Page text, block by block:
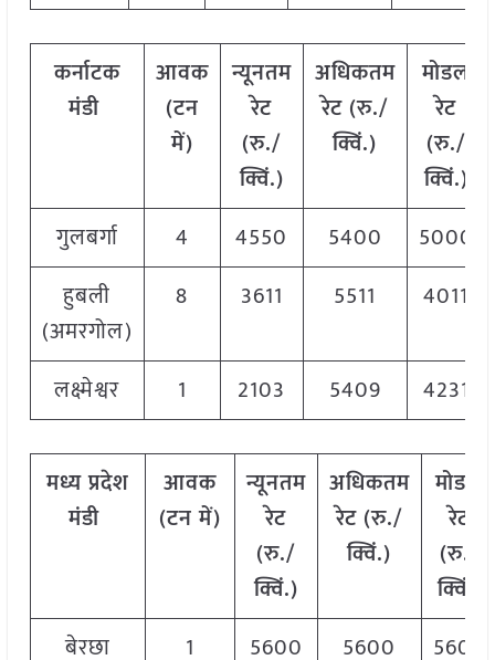
कर्नाटक
मंडी
आवक
(टन
में)
न्यूनतम
रेट
(रु./
क्विं.)
अधिकतम
रेट (रु./
क्विं.)
मोडल
रेट
(रु./
क्विं.)
गुलबर्गा
4 4550 5400
5000
हुबली
(अमरगोल)
8 3611 5511 4011
लक्ष्मेश्वर 1 2103 5409 4231
मध्य प्रदेश
मंडी
आवक
(टन में)
न्यूनतम
रेट
(रु./
क्विं.)
अधिकतम
रेट (रु./
क्विं.)
मोडल
रेट
(रु./
क्विं.)
बेरछा
1 5600 5600
5600